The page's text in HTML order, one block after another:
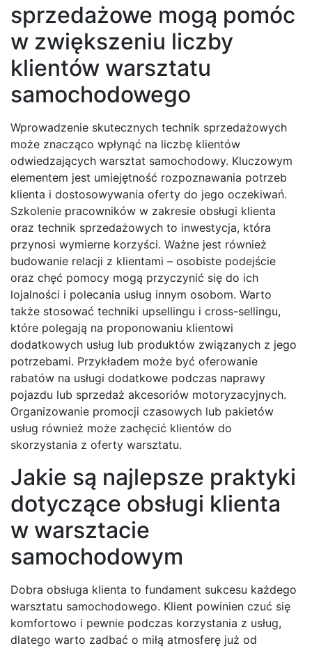
sprzedażowe mogą pomóc
w zwiększeniu liczby
klientów warsztatu
samochodowego
Wprowadzenie skutecznych technik sprzedażowych
może znacząco wpłynąć na liczbę klientów
odwiedzających warsztat samochodowy. Kluczowym
elementem jest umiejętność rozpoznawania potrzeb
klienta i dostosowywania oferty do jego oczekiwań.
Szkolenie pracowników w zakresie obsługi klienta
oraz technik sprzedażowych to inwestycja, która
przynosi wymierne korzyści. Ważne jest również
budowanie relacji z klientami – osobiste podejście
oraz chęć pomocy mogą przyczynić się do ich
lojalności i polecania usług innym osobom. Warto
także stosować techniki upsellingu i cross-sellingu,
które polegają na proponowaniu klientowi
dodatkowych usług lub produktów związanych z jego
potrzebami. Przykładem może być oferowanie
rabatów na usługi dodatkowe podczas naprawy
pojazdu lub sprzedaż akcesoriów motoryzacyjnych.
Organizowanie promocji czasowych lub pakietów
usług również może zachęcić klientów do
skorzystania z oferty warsztatu.
Jakie są najlepsze praktyki
dotyczące obsługi klienta
w warsztacie
samochodowym
Dobra obsługa klienta to fundament sukcesu każdego
warsztatu samochodowego. Klient powinien czuć się
komfortowo i pewnie podczas korzystania z usług,
dlatego warto zadbać o miłą atmosferę już od